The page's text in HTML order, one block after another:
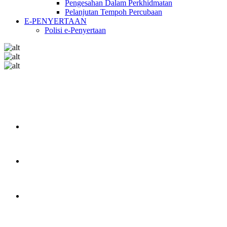
Pengesahan Dalam Perkhidmatan
Pelanjutan Tempoh Percubaan
E-PENYERTAAN
Polisi e-Penyertaan